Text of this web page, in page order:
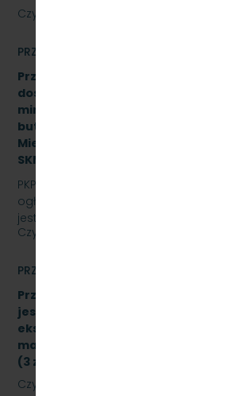
Czytaj dalej
PRZETARGI
Przetarg nieograniczony na zakup
dostawy naturalnej wody pitnej
mineralnej – nisko lub średnio
butelkach bezzwrotnych dla PKP
Miejska w Trójmieście Sp. z o.o.,
SKMMU.086.21.22
PKP SZYBKA KOLEJ MIEJSKA W
ogłasza przetarg nieograniczony,
jest zakup i sukcesywne dostawy
Czytaj dalej
PRZETARGI
Przetarg nieograniczony, którego
jest sukcesywna dostawa
eksploatacyjnych do urządzeń
materiałów biurowych oraz
(3 zadania) znak sprawy:
Czytaj dalej